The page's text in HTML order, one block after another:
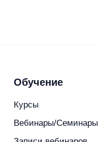
Обучение
Курсы
Вебинары/Семинары